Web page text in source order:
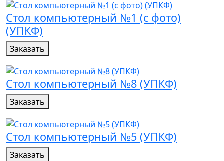
Стол компьютерный №1 (с фото)
(УПКФ)
Заказать
Стол компьютерный №8 (УПКФ)
Заказать
Стол компьютерный №5 (УПКФ)
Заказать